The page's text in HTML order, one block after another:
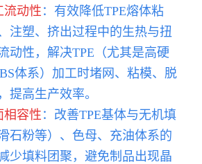
流动性 ：有效降低TPE熔体粘
注塑、挤出过程中的生热与扭
动性，解决TPE（尤其是高硬
体系）加工时堵网、粘模、脱
提高生产效率。
相容性 ：改善TPE基体与无机填
石粉等）、色母、充油体系的
少填料团聚，避免制品出现晶